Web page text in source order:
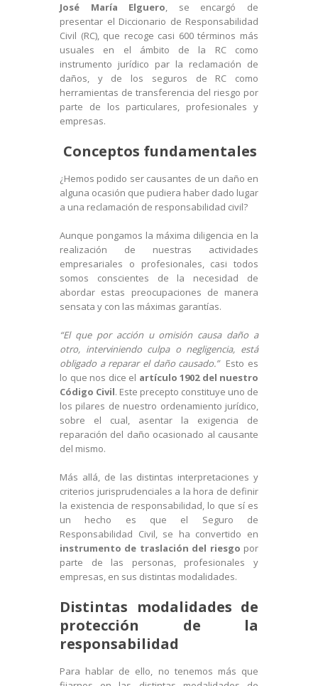
José María Elguero, se encargó de
presentar el Diccionario de Responsabilidad
Civil (RC), que recoge casi 600 términos más
usuales en el ámbito de la RC como
instrumento jurídico par la reclamación de
daños, y de los seguros de RC como
herramientas de transferencia del riesgo por
parte de los particulares, profesionales y
empresas.
Conceptos fundamentales
¿Hemos podido ser causantes de un daño en
alguna ocasión que pudiera haber dado lugar
a una reclamación de responsabilidad civil?
Aunque pongamos la máxima diligencia en la
realización de nuestras actividades
empresariales o profesionales, casi todos
somos conscientes de la necesidad de
abordar estas preocupaciones de manera
sensata y con las máximas garantías.
“El que por acción u omisión causa daño a
otro, interviniendo culpa o negligencia, está
obligado a reparar el daño causado.” Esto es
lo que nos dice el artículo 1902 del nuestro
Código Civil. Este precepto constituye uno de
los pilares de nuestro ordenamiento jurídico,
sobre el cual, asentar la exigencia de
reparación del daño ocasionado al causante
del mismo.
Más allá, de las distintas interpretaciones y
criterios jurisprudenciales a la hora de definir
la existencia de responsabilidad, lo que sí es
un hecho es que el Seguro de
Responsabilidad Civil, se ha convertido en
instrumento de traslación del riesgo por
parte de las personas, profesionales y
empresas, en sus distintas modalidades.
Distintas modalidades de
protección de la
responsabilidad
Para hablar de ello, no tenemos más que